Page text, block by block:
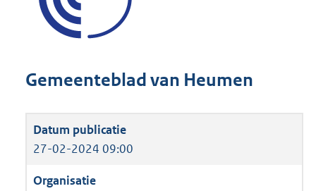
Gemeenteblad van Heumen
27-02-2024 09:00